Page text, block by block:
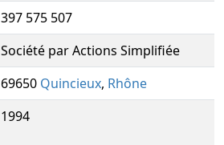
397 575 507
Société par Actions Simplifiée
69650 Quincieux, Rhône
1994